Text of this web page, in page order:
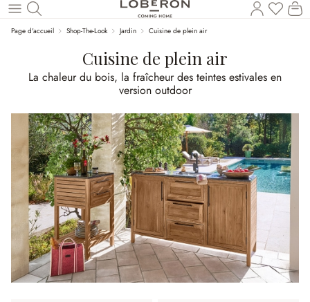
Revenir au contenu principal
Vous
Page d'accueil Shop-The-Look Jardin Cuisine de plein air
Cuisine de plein air
La chaleur du bois, la fraîcheur des teintes estivales en
version outdoor